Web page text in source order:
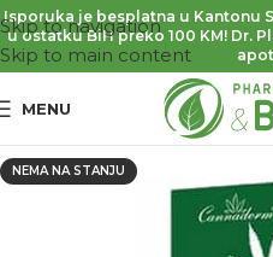
Skip to navigation
Skip to main content
Isporuka je besplatna u Kantonu
u ostatku BiH preko 100 KM! Dr.
MENU
NEMA NA STANJU